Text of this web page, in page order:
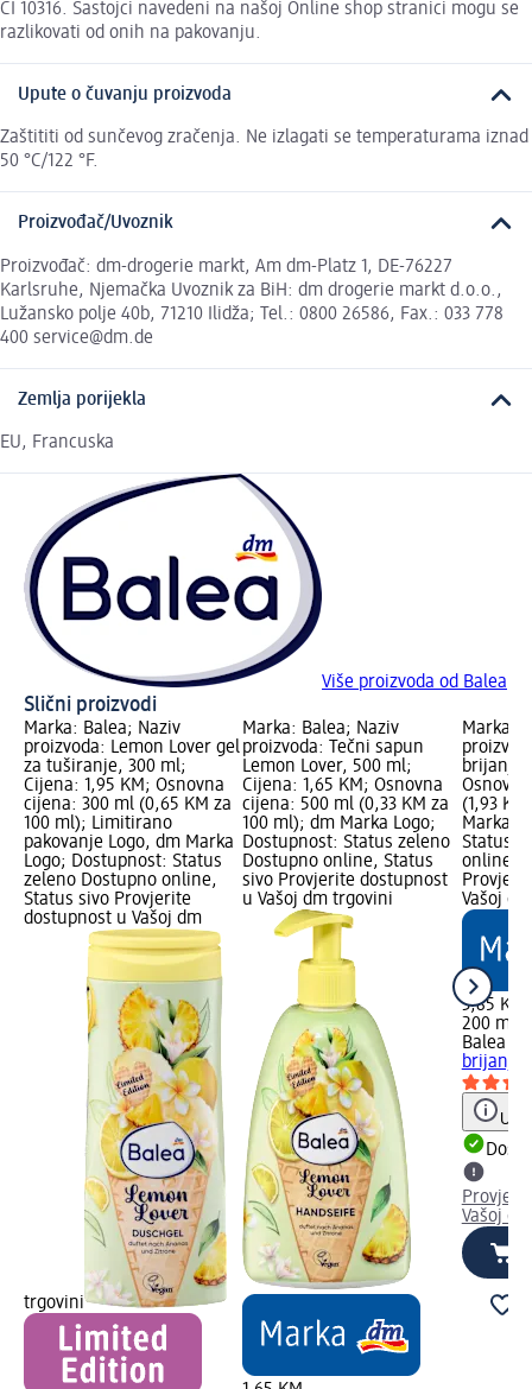
CI 10316. Sastojci navedeni na našoj Online shop stranici mogu se
razlikovati od onih na pakovanju.
Upute o čuvanju proizvoda
Zaštititi od sunčevog zračenja. Ne izlagati se temperaturama iznad
50 °C/122 °F.
Proizvođač/Uvoznik
Proizvođač: dm-drogerie markt, Am dm-Platz 1, DE-76227
Karlsruhe, Njemačka Uvoznik za BiH: dm drogerie markt d.o.o.,
Lužansko polje 40b, 71210 Ilidža; Tel.: 0800 26586, Fax.: 033 778
400 service@dm.de
Zemlja porijekla
EU, Francuska
Više proizvoda od Balea
Slični proizvodi
Marka: Balea; Naziv
proizvoda: Lemon Lover gel
za tuširanje, 300 ml;
Cijena: 1,95 KM; Osnovna
cijena: 300 ml (0,65 KM za
100 ml); Limitirano
pakovanje Logo, dm Marka
Logo; Dostupnost: Status
zeleno Dostupno online,
Status sivo Provjerite
dostupnost u Vašoj dm
trgovini
Marka: Balea; Naziv
proizvoda: Tečni sapun
Lemon Lover, 500 ml;
Cijena: 1,65 KM; Osnovna
cijena: 500 ml (0,33 KM za
100 ml); dm Marka Logo;
Dostupnost: Status zeleno
Dostupno online, Status
sivo Provjerite dostupnost
u Vašoj dm trgovini
Marka:
brijanje;
(1,93
Marka
Status
online,
Vašoj
3,85 KM
200 ml
Balea
brijanje
Vašoj